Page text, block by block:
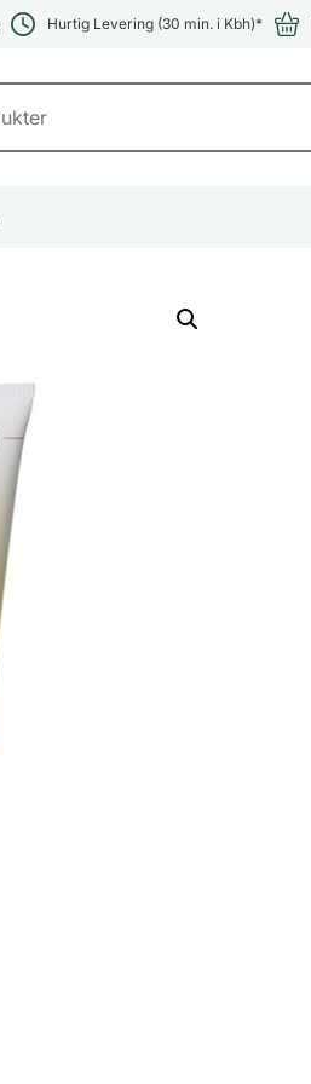
Hurtig Levering (30 min. i Kbh)*